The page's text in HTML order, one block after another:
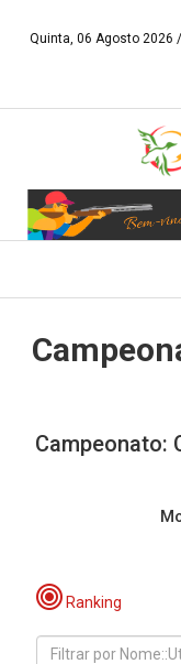
Quinta, 06 Agosto 2026 /
Campeonato:
Ranking